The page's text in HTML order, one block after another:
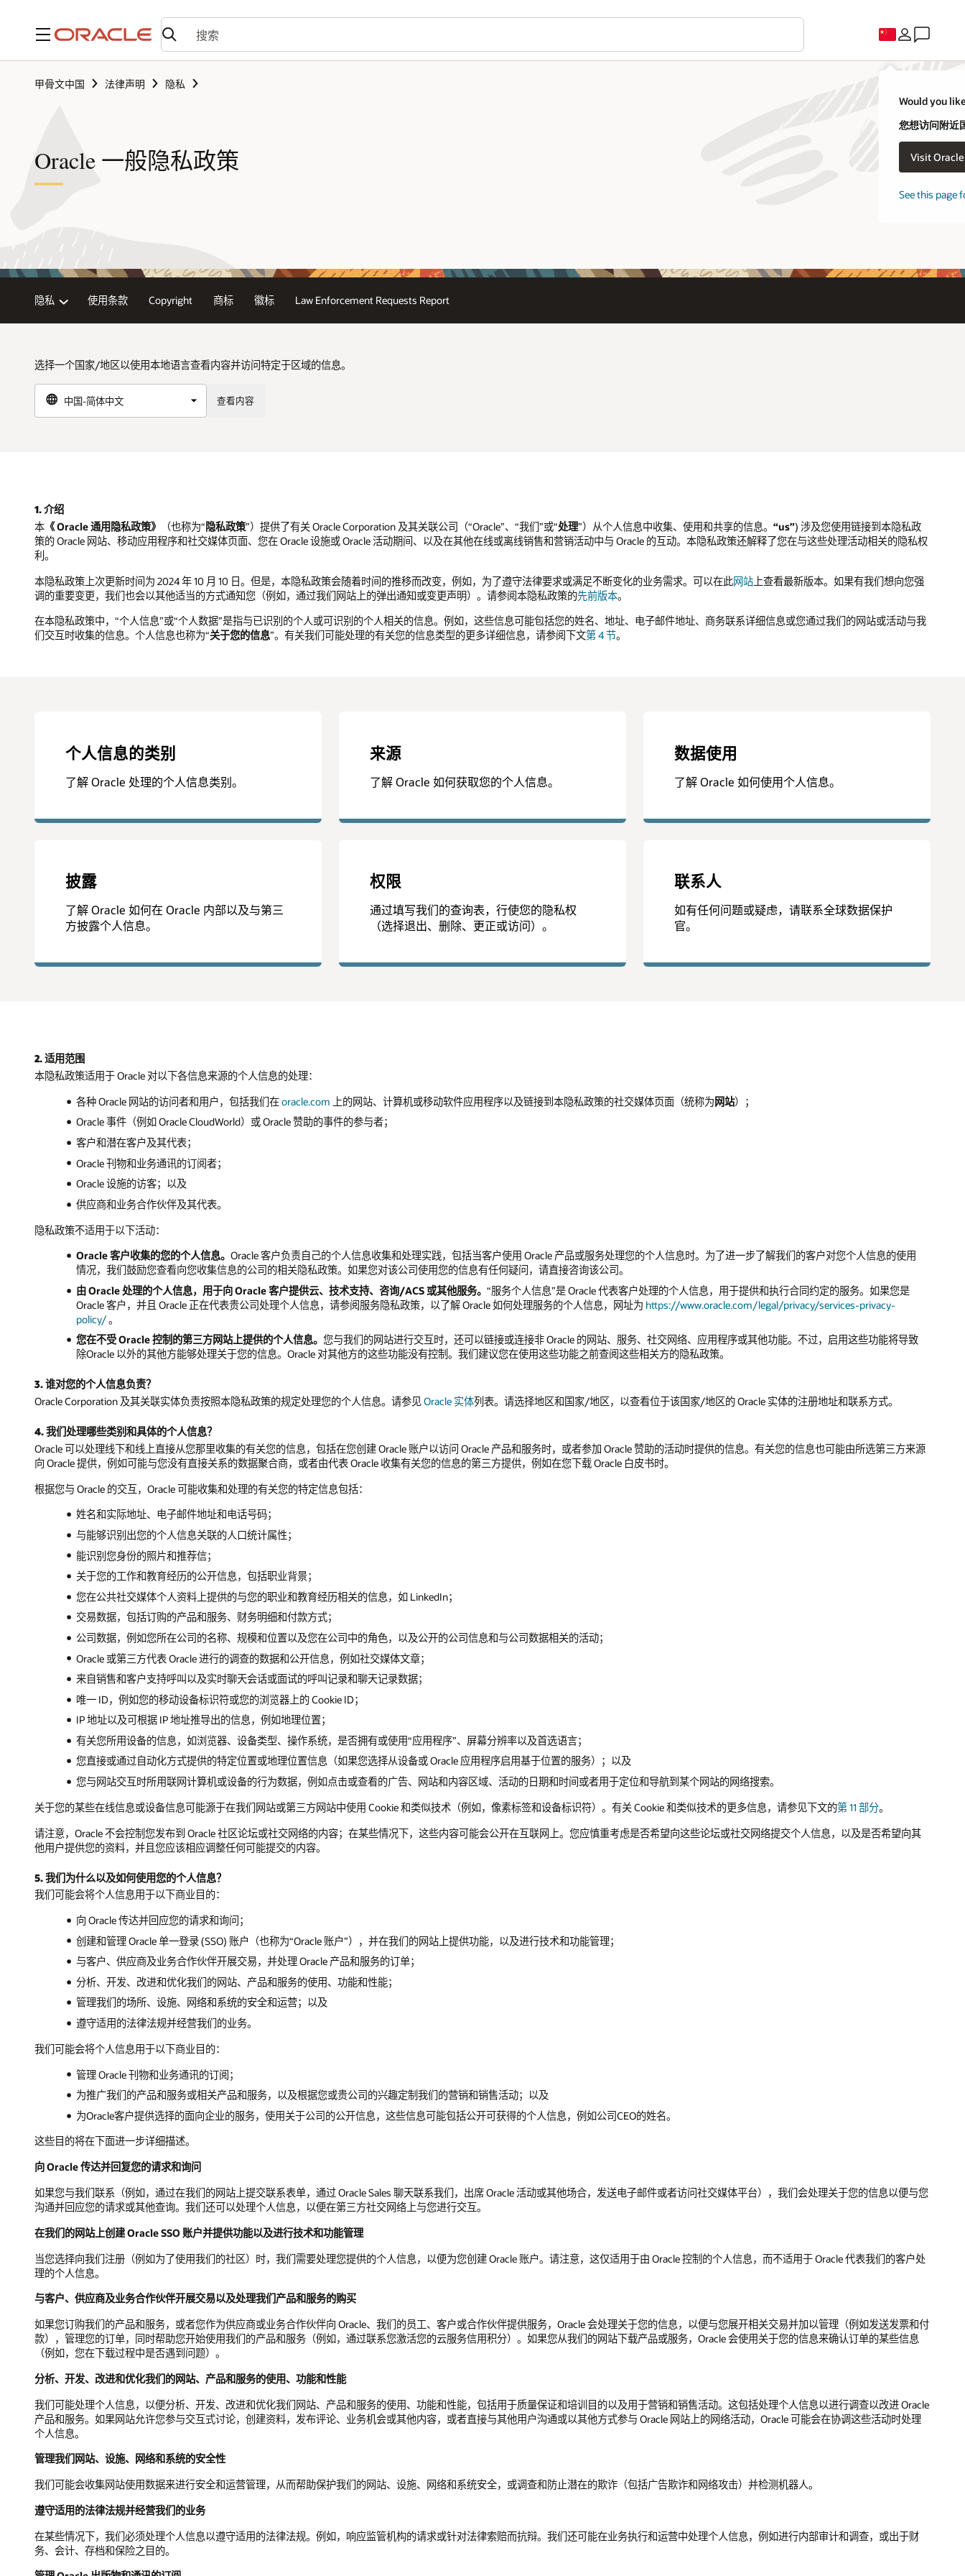
菜单
Would you
您想访问附近
Visit
See this page
甲骨文中国 法律声明 隐私
Oracle 一般隐私政策
隐私 使用条款 Copyright 商标 徽标 Law Enforcement Requests Report
选择一个国家/地区以使用本地语言查看内容并访问特定于区域的信息。
查看内容
1. 介绍
本 《 Oracle 通用隐私政策》 （也称为“隐私政策”）提供了有关 Oracle Corporation 及其关联公司（“Oracle”、“我们”或“处理”）从个人信息中收集、使用和共享的信息。 “us”) 涉及您使用链接到本隐私政
策的 Oracle 网站、移动应用程序和社交媒体页面、您在 Oracle 设施或 Oracle 活动期间、以及在其他在线或离线销售和营销活动中与 Oracle 的互动。本隐私政策还解释了您在与这些处理活动相关的隐私权
利。
本隐私政策上次更新时间为 2024 年 10 月 10 日。但是，本隐私政策会随着时间的推移而改变，例如，为了遵守法律要求或满足不断变化的业务需求。可以在此网站 上查看最新版本。如果有我们想向您强
调的重要变更，我们也会以其他适当的方式通知您（例如，通过我们网站上的弹出通知或变更声明）。请参阅本隐私政策的先前版本。
在本隐私政策中，“个人信息”或“个人数据”是指与已识别的个人或可识别的个人相关的信息。例如，这些信息可能包括您的姓名、地址、电子邮件地址、商务联系详细信息或您通过我们的网站或活动与我
们交互时收集的信息。个人信息也称为“关于您的信息”。有关我们可能处理的有关您的信息类型的更多详细信息，请参阅下文第 4 节。
个人信息的类别
了解 Oracle 处理的个人信息类别。
来源
了解 Oracle 如何获取您的个人信息。
数据使用
了解 Oracle 如何使用个人信息。
披露
了解 Oracle 如何在 Oracle 内部以及与第三
方披露个人信息。
权限
通过填写我们的查询表，行使您的隐私权
（选择退出、删除、更正或访问）。
联系人
如有任何问题或疑虑，请联系全球数据保护
官。
2. 适用范围
本隐私政策适用于 Oracle 对以下各信息来源的个人信息的处理：
各种 Oracle 网站的访问者和用户，包括我们在oracle.com 上的网站、计算机或移动软件应用程序以及链接到本隐私政策的社交媒体页面（统称为网站）；
Oracle 事件（例如 Oracle CloudWorld）或 Oracle 赞助的事件的参与者；
客户和潜在客户及其代表；
Oracle 刊物和业务通讯的订阅者；
Oracle 设施的访客；以及
供应商和业务合作伙伴及其代表。
隐私政策不适用于以下活动：
Oracle 客户收集的您的个人信息。 Oracle 客户负责自己的个人信息收集和处理实践，包括当客户使用 Oracle 产品或服务处理您的个人信息时。为了进一步了解我们的客户对您个人信息的使用
情况，我们鼓励您查看向您收集信息的公司的相关隐私政策。如果您对该公司使用您的信息有任何疑问，请直接咨询该公司。
由 Oracle 处理的个人信息，用于向 Oracle 客户提供云、技术支持、咨询/ACS 或其他服务。 “服务个人信息”是 Oracle 代表客户处理的个人信息，用于提供和执行合同约定的服务。如果您是
Oracle 客户，并且 Oracle 正在代表贵公司处理个人信息，请参阅服务隐私政策，以了解 Oracle 如何处理服务的个人信息，网址为 https://www.oracle.com/legal/privacy/services-privacy-
policy/。
您在不受 Oracle 控制的第三方网站上提供的个人信息。 您与我们的网站进行交互时，还可以链接或连接非 Oracle 的网站、服务、社交网络、应用程序或其他功能。不过，启用这些功能将导致
除Oracle 以外的其他方能够处理关于您的信息。Oracle 对其他方的这些功能没有控制。我们建议您在使用这些功能之前查阅这些相关方的隐私政策。
3. 谁对您的个人信息负责？
Oracle Corporation 及其关联实体负责按照本隐私政策的规定处理您的个人信息。请参见Oracle 实体列表。请选择地区和国家/地区，以查看位于该国家/地区的 Oracle 实体的注册地址和联系方式。
4. 我们处理哪些类别和具体的个人信息？
Oracle 可以处理线下和线上直接从您那里收集的有关您的信息，包括在您创建 Oracle 账户以访问 Oracle 产品和服务时，或者参加 Oracle 赞助的活动时提供的信息。有关您的信息也可能由所选第三方来源
向 Oracle 提供，例如可能与您没有直接关系的数据聚合商，或者由代表 Oracle 收集有关您的信息的第三方提供，例如在您下载 Oracle 白皮书时。
根据您与 Oracle 的交互，Oracle 可能收集和处理的有关您的特定信息包括：
姓名和实际地址、电子邮件地址和电话号码；
与能够识别出您的个人信息关联的人口统计属性；
能识别您身份的照片和推荐信；
关于您的工作和教育经历的公开信息，包括职业背景；
您在公共社交媒体个人资料上提供的与您的职业和教育经历相关的信息，如 LinkedIn；
交易数据，包括订购的产品和服务、财务明细和付款方式；
公司数据，例如您所在公司的名称、规模和位置以及您在公司中的角色，以及公开的公司信息和与公司数据相关的活动；
Oracle 或第三方代表 Oracle 进行的调查的数据和公开信息，例如社交媒体文章；
来自销售和客户支持呼叫以及实时聊天会话或面试的呼叫记录和聊天记录数据；
唯一 ID，例如您的移动设备标识符或您的浏览器上的 Cookie ID；
IP 地址以及可根据 IP 地址推导出的信息，例如地理位置；
有关您所用设备的信息，如浏览器、设备类型、操作系统，是否拥有或使用“应用程序”、屏幕分辨率以及首选语言；
您直接或通过自动化方式提供的特定位置或地理位置信息（如果您选择从设备或 Oracle 应用程序启用基于位置的服务）；以及
您与网站交互时所用联网计算机或设备的行为数据，例如点击或查看的广告、网站和内容区域、活动的日期和时间或者用于定位和导航到某个网站的网络搜索。
关于您的某些在线信息或设备信息可能源于在我们网站或第三方网站中使用 Cookie 和类似技术（例如，像素标签和设备标识符）。有关 Cookie 和类似技术的更多信息，请参见下文的第 11 部分。
请注意，Oracle 不会控制您发布到 Oracle 社区论坛或社交网络的内容；在某些情况下，这些内容可能会公开在互联网上。您应慎重考虑是否希望向这些论坛或社交网络提交个人信息，以及是否希望向其
他用户提供您的资料，并且您应该相应调整任何可能提交的内容。
5. 我们为什么以及如何使用您的个人信息？
我们可能会将个人信息用于以下商业目的：
向 Oracle 传达并回应您的请求和询问；
创建和管理 Oracle 单一登录 (SSO) 账户（也称为“Oracle 账户”），并在我们的网站上提供功能，以及进行技术和功能管理；
与客户、供应商及业务合作伙伴开展交易，并处理 Oracle 产品和服务的订单；
分析、开发、改进和优化我们的网站、产品和服务的使用、功能和性能；
管理我们的场所、设施、网络和系统的安全和运营；以及
遵守适用的法律法规并经营我们的业务。
我们可能会将个人信息用于以下商业目的：
管理 Oracle 刊物和业务通讯的订阅；
为推广我们的产品和服务或相关产品和服务，以及根据您或贵公司的兴趣定制我们的营销和销售活动；以及
为Oracle客户提供选择的面向企业的服务，使用关于公司的公开信息，这些信息可能包括公开可获得的个人信息，例如公司CEO的姓名。
这些目的将在下面进一步详细描述。
向 Oracle 传达并回复您的请求和询问
如果您与我们联系（例如，通过在我们的网站上提交联系表单，通过 Oracle Sales 聊天联系我们，出席 Oracle 活动或其他场合，发送电子邮件或者访问社交媒体平台），我们会处理关于您的信息以便与您
沟通并回应您的请求或其他查询。我们还可以处理个人信息，以便在第三方社交网络上与您进行交互。
在我们的网站上创建 Oracle SSO 账户并提供功能以及进行技术和功能管理
当您选择向我们注册（例如为了使用我们的社区）时，我们需要处理您提供的个人信息，以便为您创建 Oracle 账户。请注意，这仅适用于由 Oracle 控制的个人信息，而不适用于 Oracle 代表我们的客户处
理的个人信息。
与客户、供应商及业务合作伙伴开展交易以及处理我们产品和服务的购买
如果您订购我们的产品和服务，或者您作为供应商或业务合作伙伴向 Oracle、我们的员工、客户或合作伙伴提供服务，Oracle 会处理关于您的信息，以便与您展开相关交易并加以管理（例如发送发票和付
款），管理您的订单，同时帮助您开始使用我们的产品和服务（例如，通过联系您激活您的云服务信用积分）。如果您从我们的网站下载产品或服务，Oracle 会使用关于您的信息来确认订单的某些信息
（例如，您在下载过程中是否遇到问题）。
分析、开发、改进和优化我们的网站、产品和服务的使用、功能和性能
我们可能处理个人信息，以便分析、开发、改进和优化我们网站、产品和服务的使用、功能和性能，包括用于质量保证和培训目的以及用于营销和销售活动。这包括处理个人信息以进行调查以改进 Oracle
产品和服务。如果网站允许您参与交互式讨论，创建资料，发布评论、业务机会或其他内容，或者直接与其他用户沟通或以其他方式参与 Oracle 网站上的网络活动，Oracle 可能会在协调这些活动时处理
个人信息。
管理我们网站、设施、网络和系统的安全性
我们可能会收集网站使用数据来进行安全和运营管理，从而帮助保护我们的网站、设施、网络和系统安全，或调查和防止潜在的欺诈（包括广告欺诈和网络攻击）并检测机器人。
遵守适用的法律法规并经营我们的业务
在某些情况下，我们必须处理个人信息以遵守适用的法律法规。例如，响应监管机构的请求或针对法律索赔而抗辩。我们还可能在业务执行和运营中处理个人信息，例如进行内部审计和调查，或出于财
务、会计、存档和保险之目的。